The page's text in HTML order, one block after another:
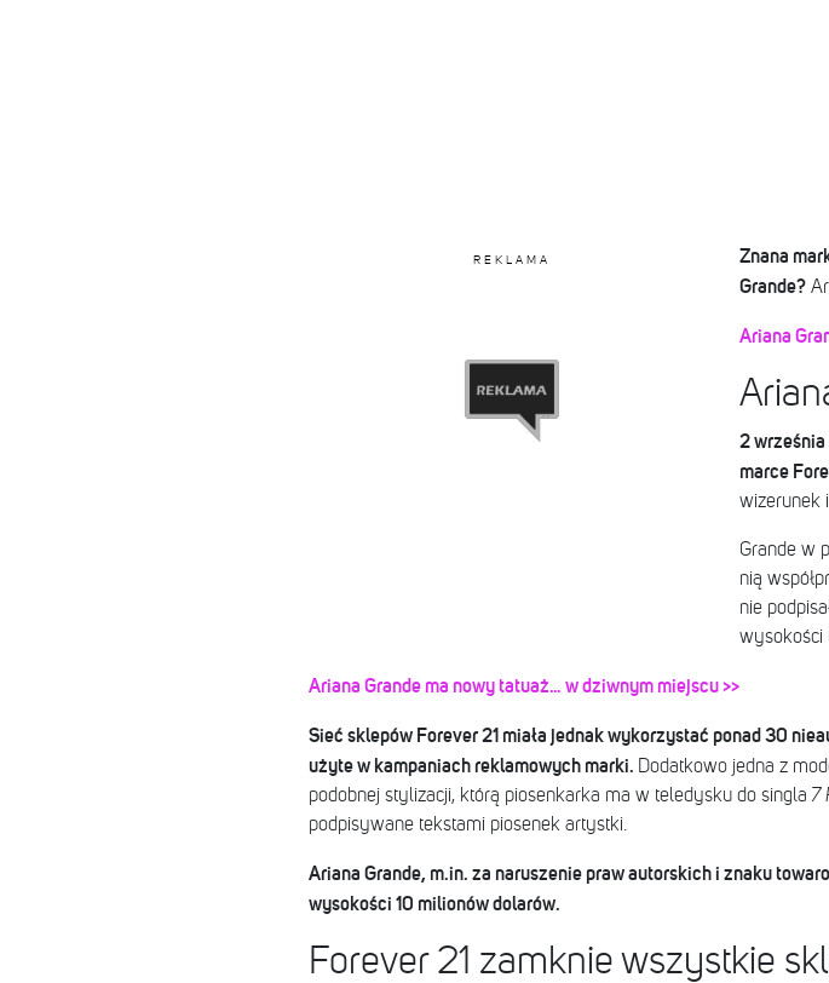
REKLAMA
Znana
Grande?
Ariana
2 września
marce
wizerunek
Grande w
nią
nie
wysokości
Ariana Grande ma nowy tatuaż… w dziwnym miejscu >>
Sieć sklepów Forever 21 miała jednak wykorzystać ponad 30
użyte w kampaniach reklamowych marki. Dodatkowo jedna z
podobnej stylizacji, którą piosenkarka ma w teledysku do singla 7
podpisywane tekstami piosenek artystki.
Ariana Grande, m.in. za naruszenie praw autorskich i znaku
wysokości 10 milionów dolarów.
Forever 21 zamknie wszystkie